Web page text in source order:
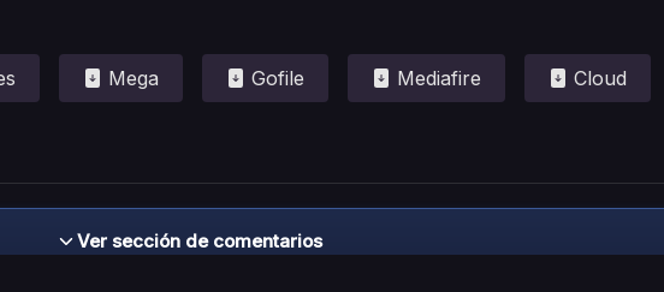
Mega Gofile Mediafire Cloud
Ver sección de comentarios